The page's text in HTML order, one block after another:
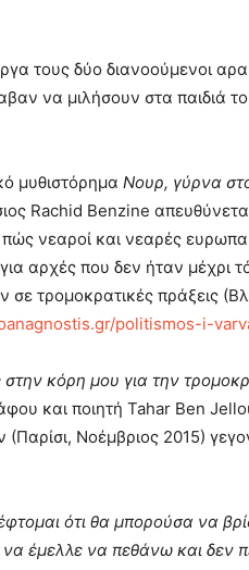
τους δύο διανοούμενοι
να μιλήσουν στα παιδιά
μυθιστόρημα Νουρ, γύρνα
Rachid Benzine
πώς νεαροί και νεαρές
αρχές που δεν ήταν μέχρι
σε τρομοκρατικές πράξεις
politismos-i-
κόρη μου για την
και ποιητή Tahar Ben
Νοέμβριος 2015)
ότι θα μπορούσα να
έμελλε να πεθάνω και δεν